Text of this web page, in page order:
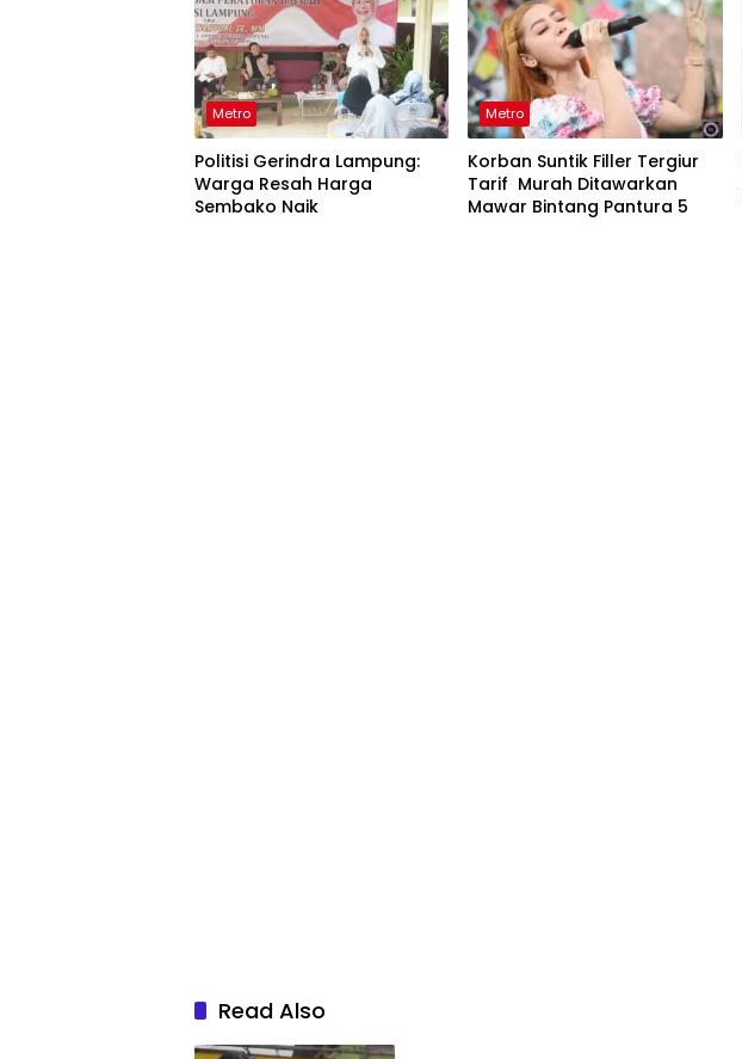
Metro
Politisi Gerindra Lampung:
Warga Resah Harga
Sembako Naik
Metro
Korban Suntik Filler Tergiur
Tarif Murah Ditawarkan
Mawar Bintang Pantura 5
Read Also